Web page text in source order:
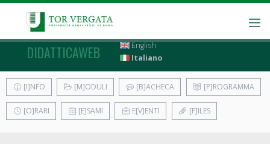
DIDATTICAWEB
English
Italiano
[I]NFO [M]ODULI [B]ACHECA [P]ROGRAMMA
[O]RARI [E]SAMI E[V]ENTI [F]ILES